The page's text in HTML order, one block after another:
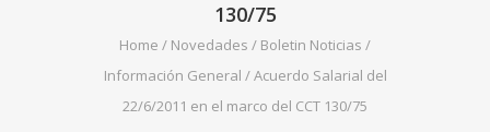
130/75
Home / Novedades / Boletin Noticias /
Información General /Acuerdo Salarial del
22/6/2011 en el marco del CCT 130/75